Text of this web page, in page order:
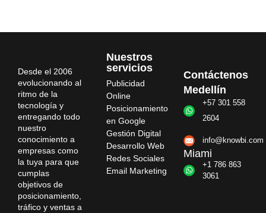
Desde el 2006
evolucionando al
ritmo de la
tecnología y
entregando todo
nuestro
conocimiento a
empresas como
la tuya para que
cumplas
objetivos de
posicionamiento,
tráfico y ventas a
Nuestros
servicios
Publicidad
Online
Posicionamiento
en Google
Gestión Digital
Desarrollo Web
Redes Sociales
Email Marketing
Contáctenos
Medellín
+57 301 558
2604
info@knowbi.com
Miami
+1 786 863
3061